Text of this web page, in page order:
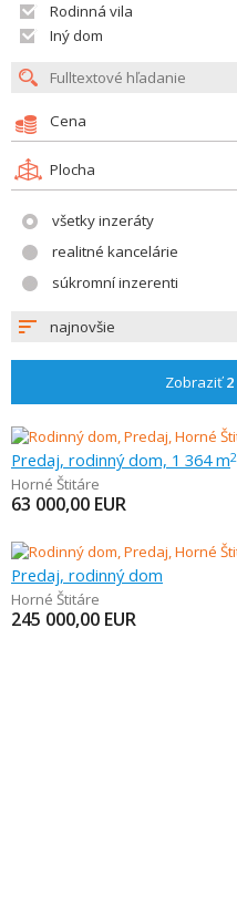
Rodinná vila
Iný dom
Cena
Plocha
všetky inzeráty
realitné kancelárie
súkromní inzerenti
najnovšie
Zobraziť2
Predaj, rodinný dom, 1 364 m2
Horné Štitáre
63 000,00 EUR
Predaj, rodinný dom
Horné Štitáre
245 000,00 EUR